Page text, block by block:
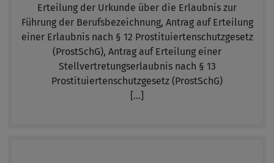
Erteilung der Urkunde über die Erlaubnis zur
Führung der Berufsbezeichnung, Antrag auf Erteilung
einer Erlaubnis nach § 12 Prostituiertenschutzgesetz
(ProstSchG), Antrag auf Erteilung einer
Stellvertretungserlaubnis nach § 13
Prostituiertenschutzgesetz (ProstSchG)
[...]